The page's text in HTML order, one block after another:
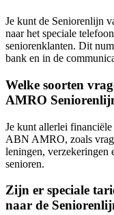
Je kunt de Seniorenlijn
naar het speciale
seniorenklanten. Dit
bank en in de
Welke soorten
AMRO
Je kunt allerlei
ABN AMRO, zoals
leningen, verzekeringen
senioren.
Zijn er speciale
naar de